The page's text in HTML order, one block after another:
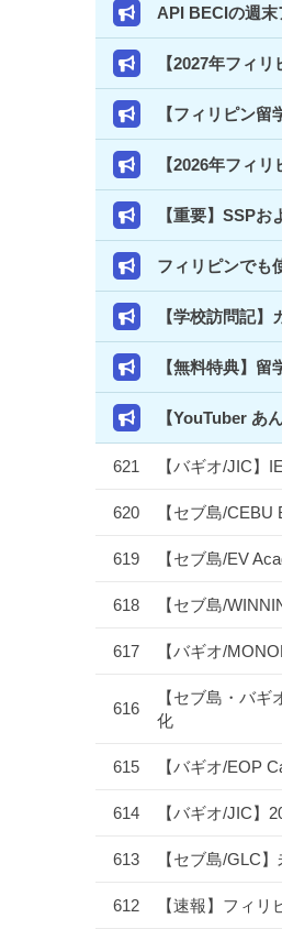
API BECIの週
【2027年フィ
【フィリピン
【2026年フィ
【重要】SSP
フィリピンでも
【学校訪問記
【無料特典】
【YouTuber あ
621 【バギオ/JIC】
620 【セブ島/
619 【セブ島/EV
618 【セブ島/
617 【バギオ/
616
【セブ島・バ
化
615 【バギオ/EOP
614 【バギオ/JIC】
613 【セブ島/GLC
612 【速報】フィ